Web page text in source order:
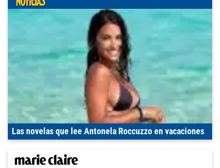
Las novelas que lee Antonela Roccuzzo en vacaciones